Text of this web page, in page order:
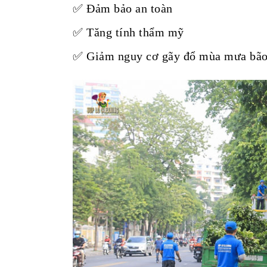
✅ Đảm bảo an toàn
✅ Tăng tính thẩm mỹ
✅ Giảm nguy cơ gãy đổ mùa mưa